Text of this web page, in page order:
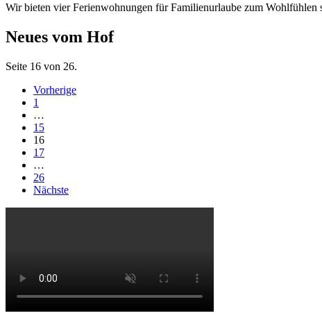
Wir bieten vier Ferienwohnungen für Familienurlaube zum Wohlfühlen
Neues vom Hof
Seite 16 von 26.
Vorherige
1
…
15
16
17
…
26
Nächste